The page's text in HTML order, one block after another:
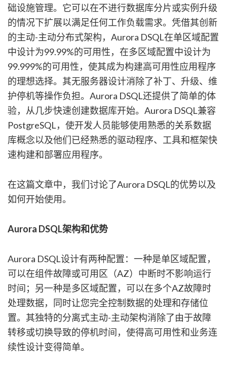
础设施管理。它可以在不进行数据库分片或实例升级
的情况下扩展以满足任何工作负载需求。凭借其创新
的主动-主动分布式架构，Aurora DSQL在单区域配置
中设计为99.99%的可用性，在多区域配置中设计为
99.999%的可用性，使其成为构建高可用性应用程序
的理想选择。其无服务器设计消除了补丁、升级、维
护停机等操作负担。Aurora DSQL还提供了简单的体
验，从几步快速创建数据库开始。Aurora DSQL兼容
PostgreSQL，使开发人员能够使用熟悉的关系数据
库概念以及他们已经熟悉的驱动程序、工具和框架快
速构建和部署应用程序。
在这篇文章中，我们讨论了Aurora DSQL的优势以及
如何开始使用。
Aurora DSQL架构和优势
Aurora DSQL设计有两种配置：一种是单区域配置，
可以在组件故障或可用区（AZ）中断时不影响运行
时间；另一种是多区域配置，可以在多个AZ故障时
处理数据，同时让您完全控制数据的处理和存储位
置。其独特的分离式主动-主动架构消除了由于故障
转移或切换导致的停机时间，使得高可用性和业务连
续性设计变得简单。